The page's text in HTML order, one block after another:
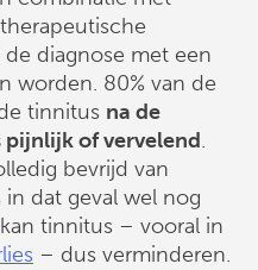
therapeutische
diagnose met een
worden. 80% van de
tinnitus na de
pijnlijk of vervelend.
bevrijd van
in dat geval wel nog
tinnitus – vooral in
– dus verminderen.